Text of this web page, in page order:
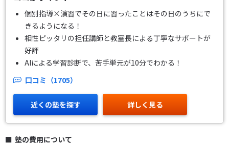
個別指導×演習でその日に習ったことはその日のうちにで
きるようになる！
相性ピッタリの担任講師と教室長による丁寧なサポートが
好評
AIによる学習診断で、苦手単元が10分でわかる！
口コミ（1705）
近くの塾を探す 詳しく見る
塾の費用について